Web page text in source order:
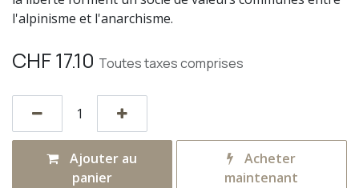
l'alpinisme et l'anarchisme.
CHF17.10 Toutes taxes comprises
Ajouter au
panier
Acheter
maintenant